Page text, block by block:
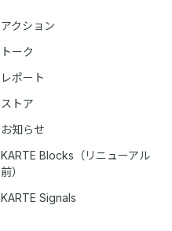
アクション
トーク
レポート
ストア
お知らせ
KARTE Blocks（リニューアル
前）
KARTE Signals